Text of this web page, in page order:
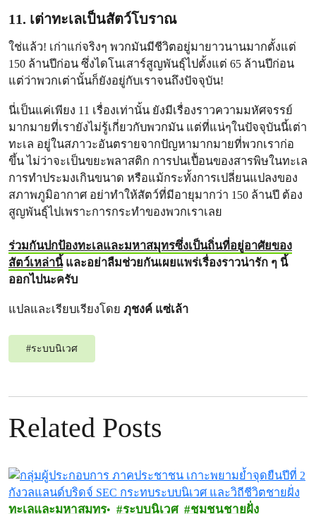
11. เต่าทะเลเป็นสัตว์โบราณ
ใช่แล้ว! เก่าแก่จริงๆ พวกมันมีชีวิตอยู่มายาวนานมากตั้งแต่
150 ล้านปีก่อน ซึ่งไดโนเสาร์สูญพันธุ์ไปตั้งแต่ 65 ล้านปีก่อน
แต่ว่าพวกเต่านั้นก็ยังอยู่กับเราจนถึงปัจจุบัน!
นี่เป็นแค่เพียง 11 เรื่องเท่านั้น ยังมีเรื่องราวความมหัศจรรย์
มากมายที่เรายังไม่รู้เกี่ยวกับพวกมัน แต่ที่แน่ๆในปัจจุบันนี้เต่า
ทะเล อยู่ในสภาวะอันตรายจากปัญหามากมายที่พวกเราก่อ
ขึ้น ไม่ว่าจะเป็นขยะพลาสติก การปนเปื้อนของสารพิษในทะเล
การทำประมงเกินขนาด หรือแม้กระทั้งการเปลี่ยนแปลงของ
สภาพภูมิอากาศ อย่าทำให้สัตว์ที่มีอายุมากว่า 150 ล้านปี ต้อง
สูญพันธุ์ไปเพราะการกระทำของพวกเราเลย
ร่วมกันปกป้องทะเลและมหาสมุทรซึ่งเป็นถิ่นที่อยู่อาศัยของ
สัตว์เหล่านี้และอย่าลืมช่วยกันเผยแพร่เรื่องราวน่ารัก ๆ นี้
ออกไปนะครับ
แปลและเรียบเรียงโดย ภุชงค์ แซ่เล้า
#ระบบนิเวศ
Related Posts
ทะเลและมหาสมุทร ระบบนิเวศ ชุมชนชายฝั่ง